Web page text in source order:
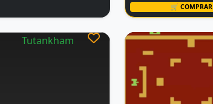
🛒 COMPRAR